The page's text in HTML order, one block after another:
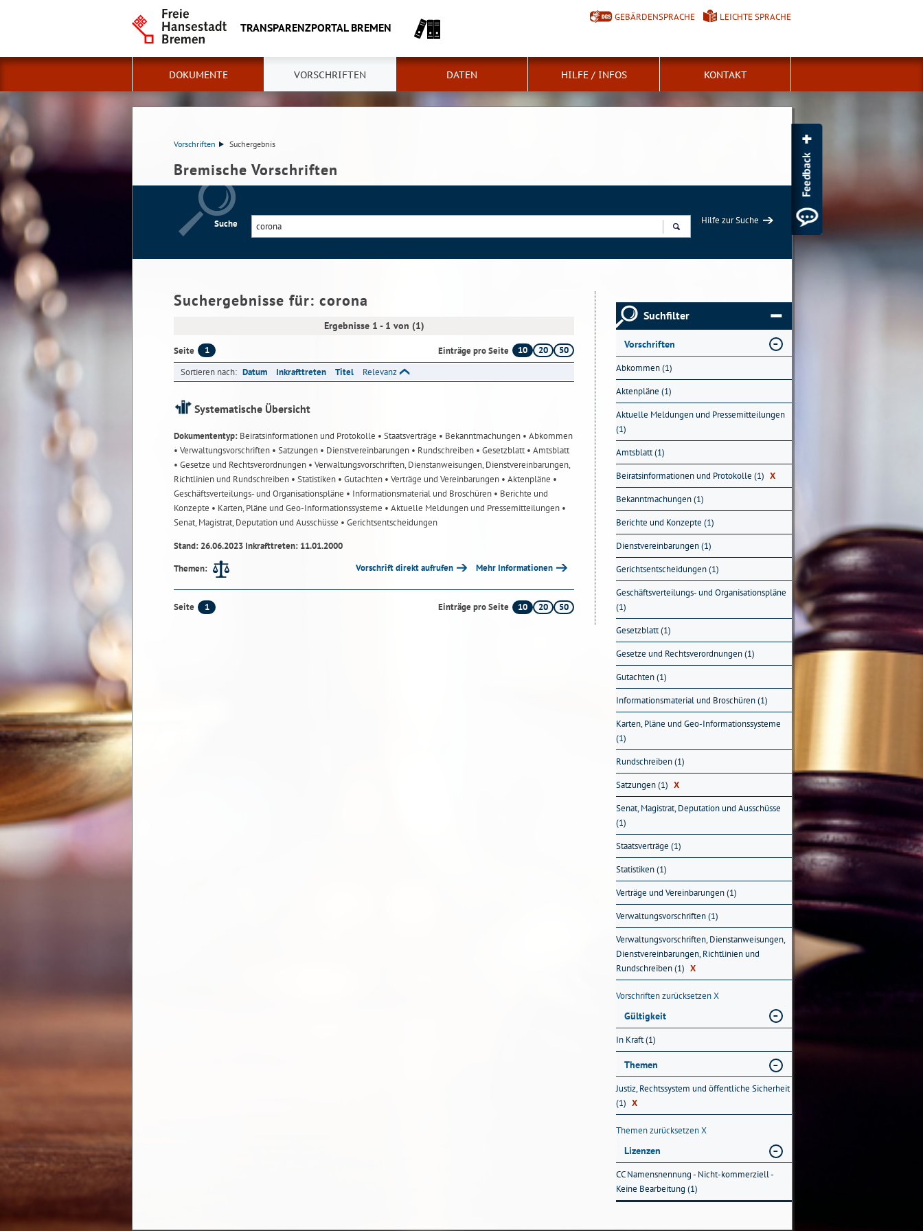
TRANSPARENZPORTAL BREMEN
GEBÄRDENSPRACHE LEICHTE SPRACHE
DOKUMENTE VORSCHRIFTEN DATEN HILFE / INFOS KONTAKT
Vorschriften Suchergebnis
Bremische Vorschriften
Suche
Hilfe zur Suche
Suchergebnisse für: corona
Ergebnisse 1 - 1 von (1)
Seite 1 Einträge pro Seite 10 20
50
Sortieren nach: Datum Inkrafttreten Titel Relevanz
Systematische Übersicht
Dokumententyp: Beiratsinformationen und Protokolle • Staatsverträge • Bekanntmachungen • Abkommen
• Verwaltungsvorschriften • Satzungen • Dienstvereinbarungen • Rundschreiben • Gesetzblatt• Amtsblatt
• Gesetze und Rechtsverordnungen • Verwaltungsvorschriften, Dienstanweisungen, Dienstvereinbarungen,
Richtlinien und Rundschreiben • Statistiken • Gutachten • Verträge und Vereinbarungen • Aktenpläne •
Geschäftsverteilungs- und Organisationspläne • Informationsmaterial und Broschüren • Berichte und
Konzepte • Karten, Pläne und Geo-Informationssysteme • Aktuelle Meldungen und Pressemitteilungen •
Senat, Magistrat, Deputation und Ausschüsse • Gerichtsentscheidungen
Stand: 26.06.2023 Inkrafttreten: 11.01.2000
Themen:
Vorschrift direkt aufrufen Mehr Informationen
Seite 1 Einträge pro Seite 10 20 50
Suchfilter
Vorschriften
Abkommen (1)
Aktenpläne (1)
Aktuelle Meldungen und Pressemitteilungen
(1)
Amtsblatt (1)
Beiratsinformationen und Protokolle (1) X
Bekanntmachungen (1)
Berichte und Konzepte (1)
Dienstvereinbarungen (1)
Gerichtsentscheidungen (1)
Geschäftsverteilungs- und Organisationspläne
(1)
Gesetzblatt (1)
Gesetze und Rechtsverordnungen (1)
Gutachten (1)
Informationsmaterial und Broschüren (1)
Karten, Pläne und Geo-Informationssysteme
(1)
Rundschreiben (1)
Satzungen (1) X
Senat, Magistrat, Deputation und Ausschüsse
(1)
Staatsverträge (1)
Statistiken (1)
Verträge und Vereinbarungen (1)
Verwaltungsvorschriften (1)
Verwaltungsvorschriften, Dienstanweisungen,
Dienstvereinbarungen, Richtlinien und
Rundschreiben (1) X
Vorschriften zurücksetzenX
Gültigkeit
In Kraft (1)
Themen
Justiz, Rechtssystem und öffentliche Sicherheit
(1) X
Themen zurücksetzenX
Lizenzen
CC Namensnennung - Nicht-kommerziell -
Keine Bearbeitung (1)